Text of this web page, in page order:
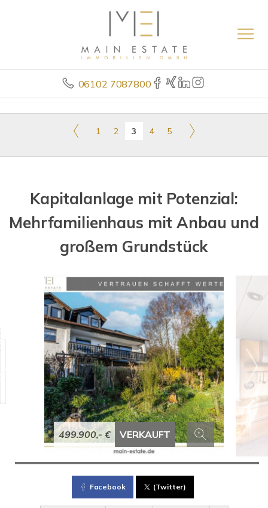
06102 7087800
1 2 3 4 5
Kapitalanlage mit Potenzial:
Mehrfamilienhaus mit Anbau und
großem Grundstück
499.900,- € VERKAUFT
Facebook (Twitter)